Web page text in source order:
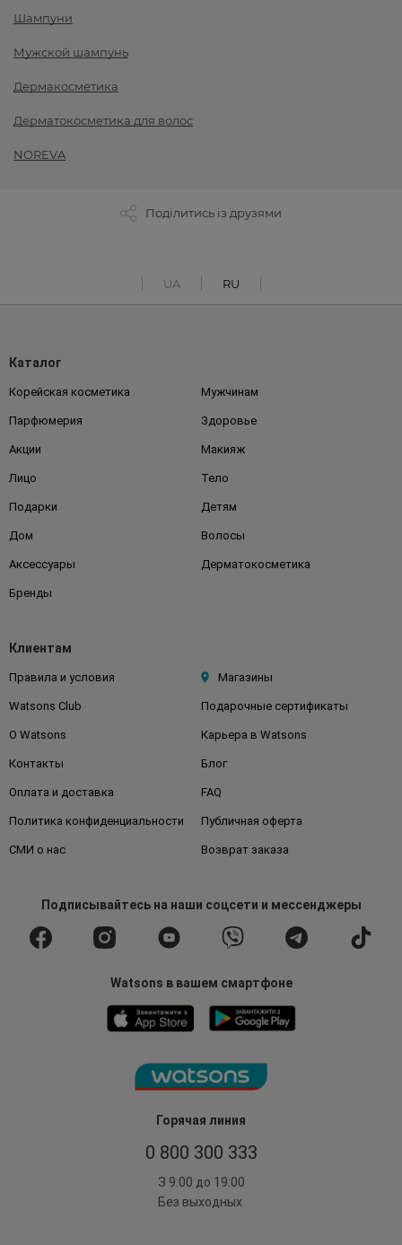
Шампуни
Мужской шампунь
Дермакосметика
Дерматокосметика для волос
NOREVA
Поділитись із друзями
UA RU
Горячая линия
0 800 300 333
З 9:00 до 19:00
Без выходных
Каталог
Корейская косметика Мужчинам
Парфюмерия Здоровье
Акции Макияж
Лицо Тело
Подарки Детям
Дом Волосы
Аксессуары Дерматокосметика
Бренды
Клиентам
Правила и условия Магазины
Watsons Club Подарочные сертификаты
О Watsons Карьера в Watsons
Контакты Блог
Оплата и доставка FAQ
Политика конфиденциальности Публичная оферта
СМИ о нас Возврат заказа
Подписывайтесьна наши соцсети и мессенджеры
Watsons в вашем смартфоне